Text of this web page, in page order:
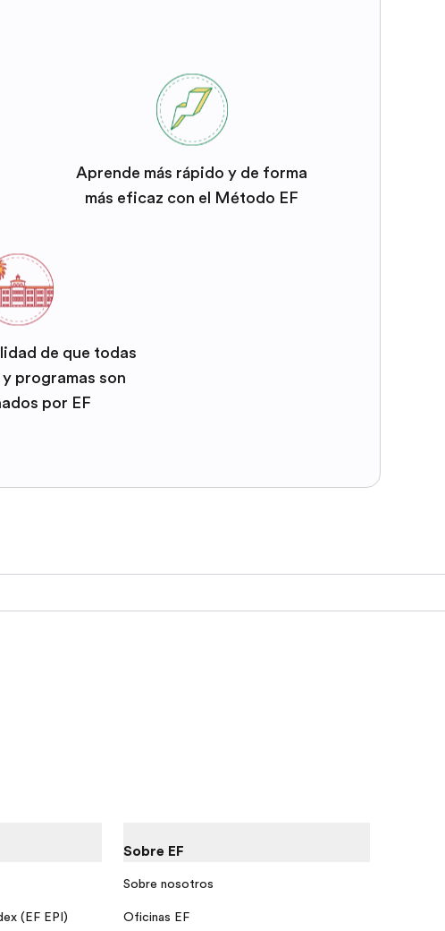
Aprende más rápido y de forma
más eficaz con el Método EF
de que todas
programas son
por EF
(EF EPI)
Sobre EF
Sobre nosotros
Oficinas EF